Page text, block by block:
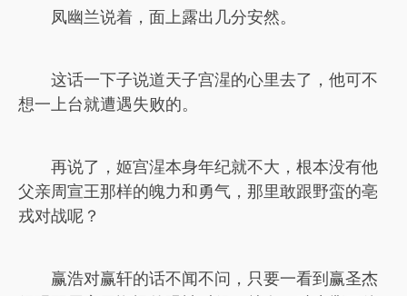
凤幽兰说着，面上露出几分安然。
这话一下子说道天子宫湦的心里去了，他可不
想一上台就遭遇失败的。
再说了，姬宫湦本身年纪就不大，根本没有他
父亲周宣王那样的魄力和勇气，那里敢跟野蛮的亳
戎对战呢？
赢浩对赢轩的话不闻不问，只要一看到赢圣杰